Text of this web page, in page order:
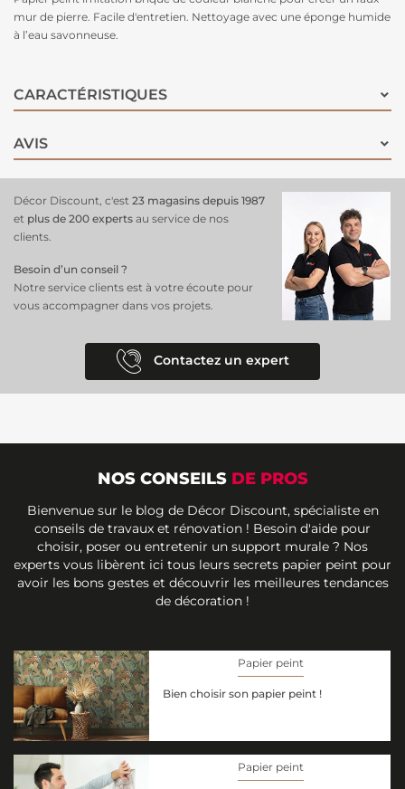
mur de pierre. Facile d'entretien. Nettoyage avec une éponge humide
à l’eau savonneuse.
CARACTÉRISTIQUES
AVIS
Décor Discount, c'est 23 magasins depuis 1987
et plus de 200 experts au service de nos
clients.
Besoin d’un conseil ?
Notre service clients est à votre écoute pour
vous accompagner dans vos projets.
Contactez un expert
NOS CONSEILS DE PROS
Bienvenue sur le blog de Décor Discount, spécialiste en
conseils de travaux et rénovation ! Besoin d'aide pour
choisir, poser ou entretenir un support murale ? Nos
experts vous libèrent ici tous leurs secrets papier peint pour
avoir les bons gestes et découvrir les meilleures tendances
de décoration !
Papier peint
Bien choisir son papier peint !
Papier peint